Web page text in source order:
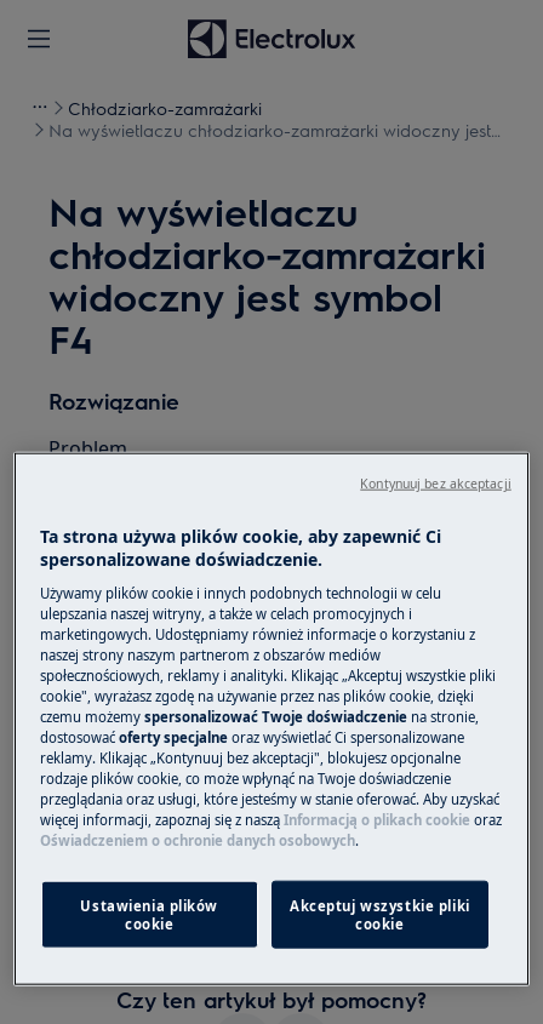
Chłodziarko-zamrażarki
Na wyświetlaczu chłodziarko-zamrażarki widoczny jest
Na wyświetlaczu
chłodziarko-zamrażarki
widoczny jest symbol
F4
Rozwiązanie
Problem
Komunikat o błędzie F3, F4 lub F5 na
wyświetlaczu chłodziarki / chłodziarko-
zamrażarki
Dotyczy
Chłodziarki
Chłodziarko-zamrażarki
Rozwiązanie
1. Należy skontaktować się z autoryzowanym
centrum serwisowym.
Widoczny na wyświetlaczu komunikat o błędzie
F3, F4 lub F5 sygnalizuje problem z wadliwym
czujnikiem temperatury.
Zalecamy zamówienie wizyty serwisanta
Czy ten artykuł był pomocny?
Ta strona używa plików cookie, aby zapewnić Ci
spersonalizowane doświadczenie.
Używamy plików cookie i innych podobnych technologii w celu
ulepszania naszej witryny, a także w celach promocyjnych i
marketingowych. Udostępniamy również informacje o korzystaniu z
naszej strony naszym partnerom z obszarów mediów
społecznościowych, reklamy i analityki. Klikając „Akceptuj wszystkie pliki
cookie", wyrażasz zgodę na używanie przez nas plików cookie, dzięki
czemu możemyspersonalizować Twoje doświadczenie na stronie,
dostosowaćoferty specjalne oraz wyświetlać Ci spersonalizowane
reklamy. Klikając „Kontynuuj bez akceptacji", blokujesz opcjonalne
rodzaje plików cookie, co może wpłynąć na Twoje doświadczenie
przeglądania oraz usługi, które jesteśmy w stanie oferować. Aby uzyskać
więcej informacji, zapoznaj się z nasząInformacją o plikach cookie oraz
Oświadczeniem o ochronie danych osobowych.
Ustawienia plików
cookie
Akceptuj wszystkie pliki
cookie
Kontynuuj bez akceptacji